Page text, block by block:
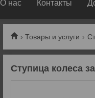
О нас Контакты
Товары и услуги
Ступица колеса